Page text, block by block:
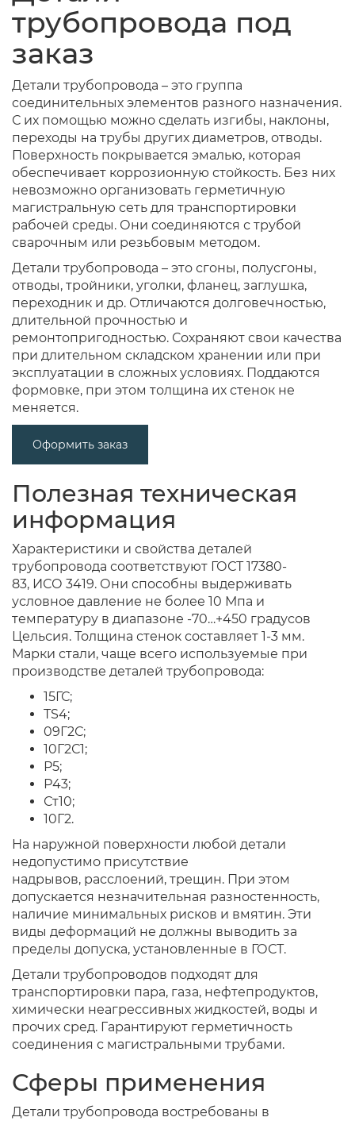
трубопровода под
заказ
Детали трубопровода – это группа
соединительных элементов разного назначения.
С их помощью можно сделать изгибы, наклоны,
переходы на трубы других диаметров, отводы.
Поверхность покрывается эмалью, которая
обеспечивает коррозионную стойкость. Без них
невозможно организовать герметичную
магистральную сеть для транспортировки
рабочей среды. Они соединяются с трубой
сварочным или резьбовым методом.
Детали трубопровода – это сгоны, полусгоны,
отводы, тройники, уголки, фланец, заглушка,
переходник и др. Отличаются долговечностью,
длительной прочностью и
ремонтопригодностью. Сохраняют свои качества
при длительном складском хранении или при
эксплуатации в сложных условиях. Поддаются
формовке, при этом толщина их стенок не
меняется.
Оформить заказ
Полезная техническая
информация
Характеристики и свойства деталей
трубопровода соответствуют ГОСТ 17380-
83, ИСО 3419. Они способны выдерживать
условное давление не более 10 Мпа и
температуру в диапазоне -70…+450 градусов
Цельсия. Толщина стенок составляет 1-3 мм.
Марки стали, чаще всего используемые при
производстве деталей трубопровода:
15ГС;
TS4;
09Г2С;
10Г2С1;
Р5;
Р43;
Ст10;
10Г2.
На наружной поверхности любой детали
недопустимо присутствие
надрывов, расслоений, трещин. При этом
допускается незначительная разностенность,
наличие минимальных рисков и вмятин. Эти
виды деформаций не должны выводить за
пределы допуска, установленные в ГОСТ.
Детали трубопроводов подходят для
транспортировки пара, газа, нефтепродуктов,
химически неагрессивных жидкостей, воды и
прочих сред. Гарантируют герметичность
соединения с магистральными трубами.
Сферы применения
Детали трубопровода востребованы в